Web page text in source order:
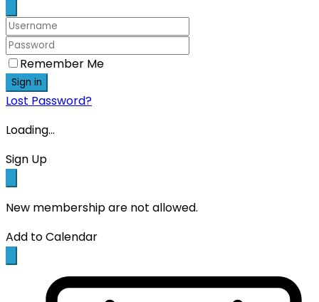
Remember Me
Sign in
Lost Password?
Loading...
Sign Up
New membership are not allowed.
Add to Calendar